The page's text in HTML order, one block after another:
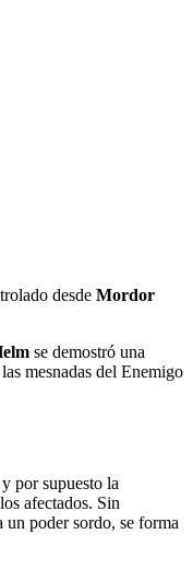
desde Mordor
se demostró una
mesnadas del Enemigo
por supuesto la
afectados. Sin
un poder sordo, se forma